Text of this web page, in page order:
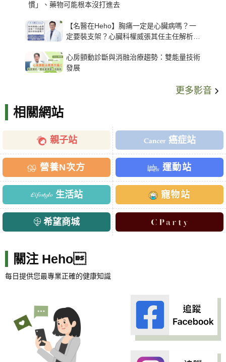
慣」、藥物可能根本沒打進去
【名醫在Heho】胸痛一定是心臟病嗎？一
定要裝支架？心臟科權威張其任主任解析支
心房顫動診斷與消融治療趨勢：雙能量技術
發展
更多影音
相關網站
親子站 癌症站
營養N次方 運動站
生活站 寵物站
希望商城
關注 Heho
每日提供您最專業正確的健康知識